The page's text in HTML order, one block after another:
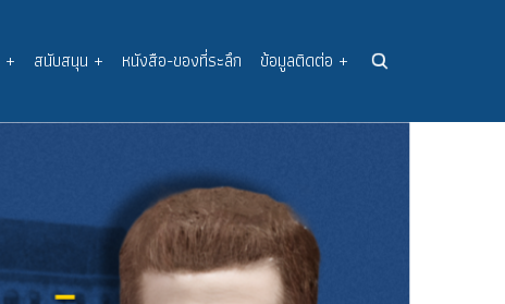
+ สนับสนุน + หนังสือ-ของที่ระลึก ข้อมูลติดต่อ +